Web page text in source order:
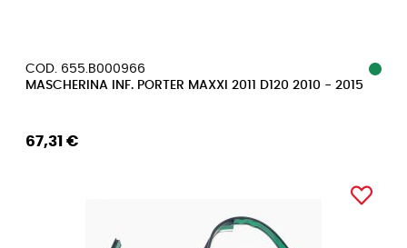
COD. 655.B000966
MASCHERINA INF. PORTER MAXXI 2011 D120 2010 - 2015
67,31 €